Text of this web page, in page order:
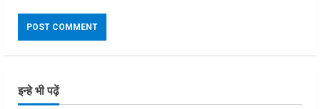
इन्हे भी पढ़ें